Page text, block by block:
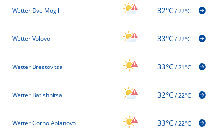
Wetter Dve Mogili 32°C/22°C
Wetter Volovo 33°C/22°C
Wetter Brestovitsa 33°C/21°C
Wetter Batishnitsa 32°C/22°C
Wetter Gorno Ablanovo 33°C/22°C